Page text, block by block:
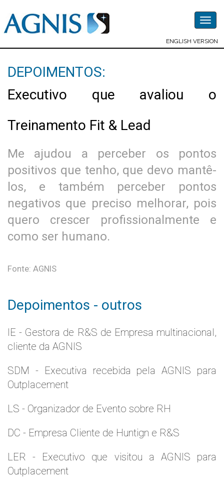
ENGLISH VERSION
DEPOIMENTOS:
Executivo que avaliou o
Treinamento Fit & Lead
Me ajudou a perceber os pontos
positivos que tenho, que devo mantê-
los, e também perceber pontos
negativos que preciso melhorar, pois
quero crescer profissionalmente e
como ser humano.
Fonte: AGNIS
Depoimentos - outros
IE - Gestora de R&S de Empresa multinacional,
cliente da AGNIS
SDM - Executiva recebida pela AGNIS para
Outplacement
LS - Organizador de Evento sobre RH
DC - Empresa Cliente de Huntign e R&S
LER - Executivo que visitou a AGNIS para
Outplacement